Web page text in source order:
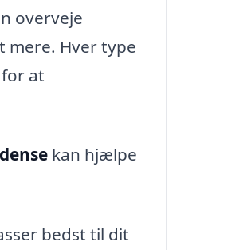
overveje
mere. Hver type
at
kan hjælpe
bedst til dit